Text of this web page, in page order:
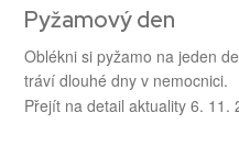
Pyžamový den
Oblékni si pyžamo na jeden
tráví dlouhé dny v nemocnici.
Přejít na detail aktuality 6. 11.